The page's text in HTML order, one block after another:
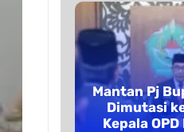
Mantan Pj
Dimutasi
Kepala